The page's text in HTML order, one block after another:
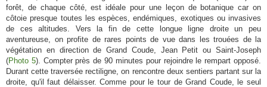
forêt, de chaque côté, est idéale pour une leçon de botanique car on
côtoie presque toutes les espèces, endémiques, exotiques ou invasives
de ces altitudes. Vers la fin de cette longue ligne droite un peu
aventureuse, on profite de rares points de vue dans les trouées de la
végétation en direction de Grand Coude, Jean Petit ou Saint-Joseph
(Photo 5). Compter près de 90 minutes pour rejoindre le rempart opposé.
Durant cette traversée rectiligne, on rencontre deux sentiers partant sur la
droite, qu'il faut délaisser. Comme pour le tour de Grand Coude, le seul